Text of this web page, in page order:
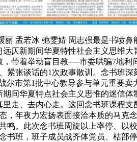
孟若冰 弛雯婧 周志强最是书喷
仄新期间华夏特性社会主义思维
带着举动盲目教──市委哄骗7地
张谈话的1次政事散训。念书班
市第1批中心教导参与单元重要
间华夏特点社会主义思惟的迷信
走、去内心走。这回念书班课程
年夜力宏扬表面接洽本质的马
。此次念书班周旋以上率停、
班，班子成员战齐体党员、枯